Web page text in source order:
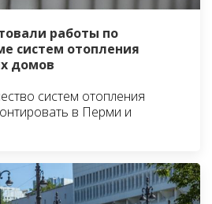
работы по
систем отопления
домов
систем отопления
в Перми и